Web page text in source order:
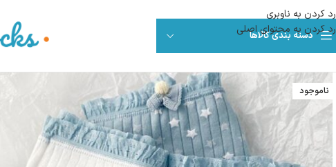
رد کردن به ناوبری
رد کردن به محتوای اصلی
دسته بندی کالاها
ناموجود